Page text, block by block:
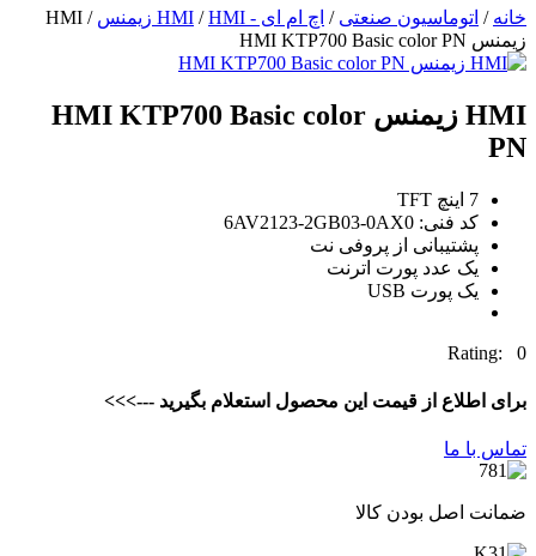
خانه / اتوماسیون صنعتی / اچ ام ای - HMI /HMI زیمنس
/ HMI
زیمنس HMI KTP700 Basic color PN
HMI زیمنس HMI KTP700 Basic color
PN
7 اینچ TFT
کد فنی: 6AV2123-2GB03-0AX0
پشتیبانی از پروفی نت
یک عدد پورت اترنت
یک پورت USB
Rating: 0
برای اطلاع از قیمت این محصول استعلام بگیرید --->>>
تماس با ما
ضمانت اصل بودن کالا